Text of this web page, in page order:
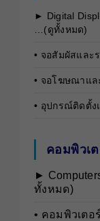
► Digital
…(ดูทั้งหมด)
• จอสัมผัสและ
• จอโฆษณาแล
• อุปกรณ์ติดตั้ง
คอมพิวเ
►
ทั้งหมด)
• คอมพิวเต